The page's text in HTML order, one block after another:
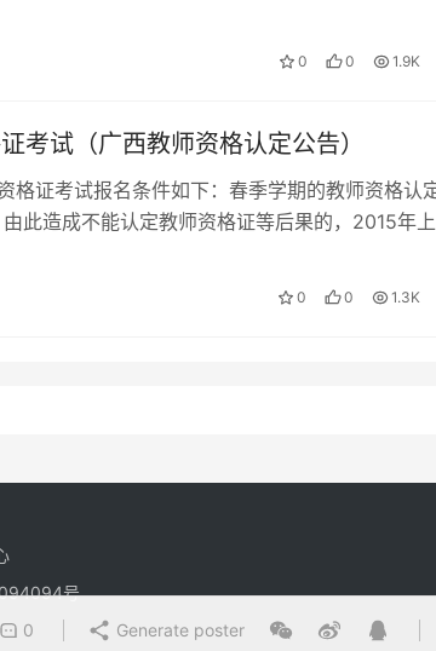
0 Generate poster
0 0 1.9K
考试（广西教师资格认定公告）
格证考试报名条件如下：春季学期的教师资格认
此造成不能认定教师资格证等后果的，2015年上
0 0 1.3K
号